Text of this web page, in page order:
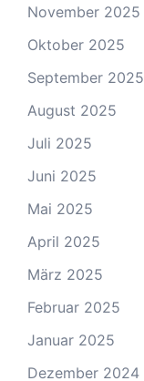
November 2025
Oktober 2025
September 2025
August 2025
Juli 2025
Juni 2025
Mai 2025
April 2025
März 2025
Februar 2025
Januar 2025
Dezember 2024